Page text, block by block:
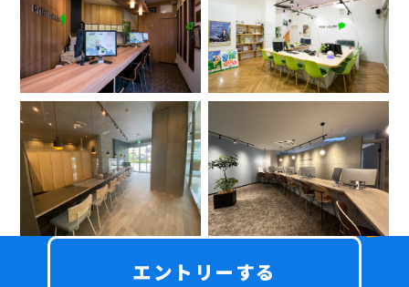
エントリーする